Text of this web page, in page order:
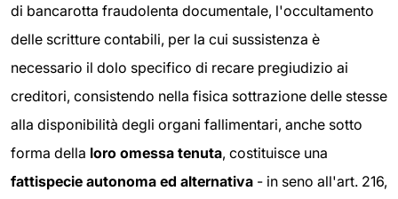
di bancarotta fraudolenta documentale, l'occultamento
delle scritture contabili, per la cui sussistenza è
necessario il dolo specifico di recare pregiudizio ai
creditori, consistendo nella fisica sottrazione delle stesse
alla disponibilità degli organi fallimentari, anche sotto
forma della loro omessa tenuta, costituisce una
fattispecie autonoma ed alternativa - in seno all'art. 216,